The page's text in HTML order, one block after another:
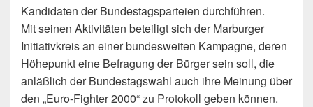
Kandidaten der Bundestagsparteien durchführen.
Mit seinen Aktivitäten beteiligt sich der Marburger
Initiativkreis an einer bundesweiten Kampagne, deren
Höhepunkt eine Befragung der Bürger sein soll, die
anläßlich der Bundestagswahl auch ihre Meinung über
den „Euro-Fighter 2000“ zu Protokoll geben können.